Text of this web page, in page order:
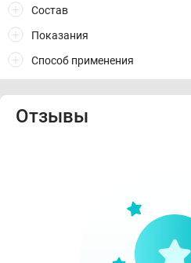
Состав
Показания
Способ применения
Отзывы